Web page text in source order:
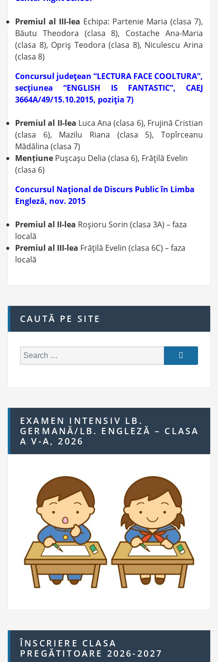
Premiul al III-lea Echipa: Partenie Maria (clasa 7),
Băutu Theodora (clasa 8), Costache Ana-Maria
(clasa 8), Opriş Teodora (clasa 8), Niculescu Arina
(clasa 8)
Concursul judeţean “LECTURA FACE COOLTURA”,
secţiunea “ENGLISH IS FANTASTIC”, CAEJ
3664A/49/15.10.2015, poziţia 7)
Premiul al II-lea Luca Ana (clasa 6), Frujină Cristian
(clasa 6), Mazilu Riana (clasa 5), Topîrceanu
Mădălina (clasa 7)
Mențiune Puşcaşu Delia (clasa 6), Frăţilă Evelin
(clasa 6)
Concursul Naţional de Discurs Public în Limba
Engleză, nov. 2015
Premiul al II-lea Roşioru Sorin (clasa 3A) – faza
locală
Premiul al III-lea Frăţilă Evelin (clasa 6C) – faza
locală
CAUTĂ PE SITE
e
h
f
o
r:
EXAMEN INTENSIV LB.
GERMANĂ/LB. ENGLEZĂ – CLASA
A V-A, 2026
ÎNSCRIERE CLASA
PREGĂTITOARE 2026-2027